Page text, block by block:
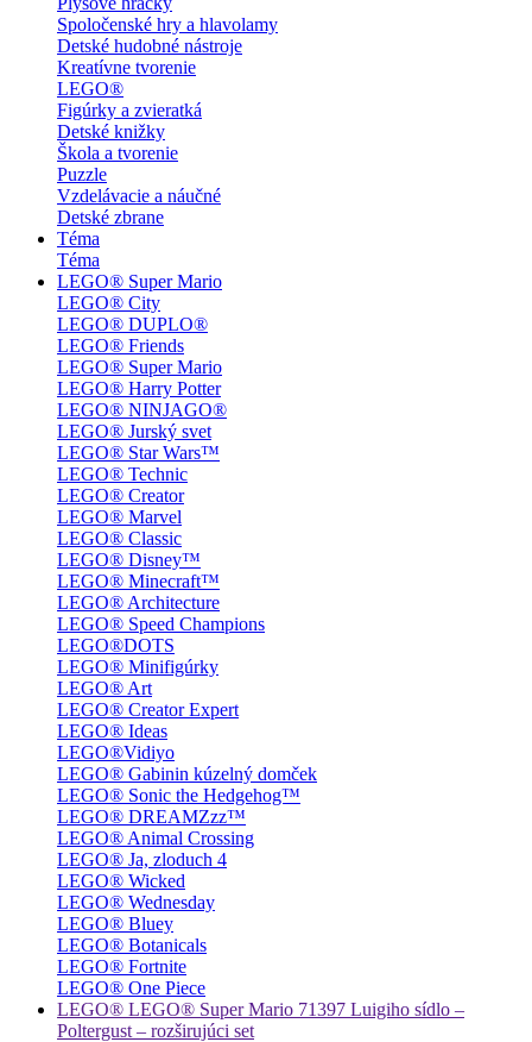
Spoločenské hry a hlavolamy
Detské hudobné nástroje
Kreatívne tvorenie
LEGO®
Figúrky a zvieratká
Detské knižky
Škola a tvorenie
Puzzle
Vzdelávacie a náučné
Detské zbrane
Téma
Téma
LEGO® Super Mario
LEGO® City
LEGO® DUPLO®
LEGO® Friends
LEGO® Super Mario
LEGO® Harry Potter
LEGO® NINJAGO®
LEGO® Jurský svet
LEGO® Star Wars™
LEGO® Technic
LEGO® Creator
LEGO® Marvel
LEGO® Classic
LEGO® Disney™
LEGO® Minecraft™
LEGO® Architecture
LEGO® Speed Champions
LEGO®DOTS
LEGO® Minifigúrky
LEGO® Art
LEGO® Creator Expert
LEGO® Ideas
LEGO®Vidiyo
LEGO® Gabinin kúzelný domček
LEGO® Sonic the Hedgehog™
LEGO® DREAMZzz™
LEGO® Animal Crossing
LEGO® Ja, zloduch 4
LEGO® Wicked
LEGO® Wednesday
LEGO® Bluey
LEGO® Botanicals
LEGO® Fortnite
LEGO® One Piece
LEGO® LEGO® Super Mario 71397 Luigiho sídlo –
Poltergust – rozširujúci set